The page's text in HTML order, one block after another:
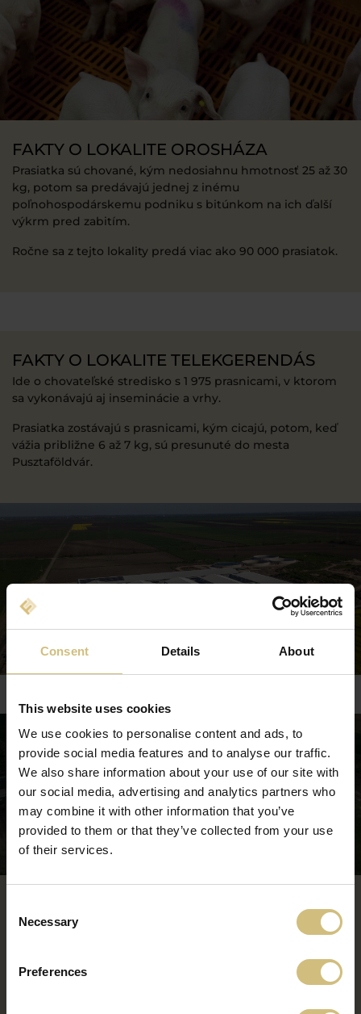
Consent Details About
This website uses cookies
We use cookies to personalise content and ads, to
provide social media features and to analyse our traffic.
We also share information about your use of our site with
our social media, advertising and analytics partners who
may combine it with other information that you’ve
provided to them or that they’ve collected from your use
of their services.
Selection
Necessary
Preferences
FAKTY O LOKALITE OROSHÁZA
Prasiatka sú chované, kým nedosiahnu hmotnosť 25 až 30
kg, potom sa predávajú jednej z inému
poľnohospodárskemu podniku s bitúnkom na ich ďalší
výkrm pred zabitím.
Ročne sa z tejto lokality predá viac ako 90 000 prasiatok.
FAKTY O LOKALITE TELEKGERENDÁS
Ide o chovateľské stredisko s 1 975 prasnicami, v ktorom
sa vykonávajú aj inseminácie a vrhy.
Prasiatka zostávajú s prasnicami, kým cicajú, potom, keď
vážia približne 6 až 7 kg, sú presunuté do mesta
Pusztaföldvár.
FAKTY O LOKALITE PUSZTAFÖLDVÁR
Prasiatka sú chované, kým nedosiahnu hmotnosť 25 až 30
poľnohospodárskemu podniku s bitúnkom na ich ďalší
výkrm pred zabitím.
Ročne sa z tejto lokality predá viac ako 75000 prasiatok.